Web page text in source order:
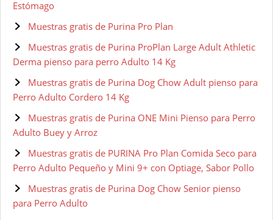
Estómago
Muestras gratis de Purina Pro Plan
Muestras gratis de Purina ProPlan Large Adult Athletic
Derma pienso para perro Adulto 14 Kg
Muestras gratis de Purina Dog Chow Adult pienso para
Perro Adulto Cordero 14 Kg
Muestras gratis de Purina ONE Mini Pienso para Perro
Adulto Buey y Arroz
Muestras gratis de PURINA Pro Plan Comida Seco para
Perro Adulto Pequeño y Mini 9+ con Optiage, Sabor Pollo
Muestras gratis de Purina Dog Chow Senior pienso
para Perro Adulto